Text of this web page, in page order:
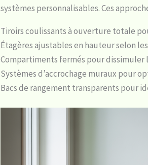
systèmes personnalisables. Ces
Tiroirs coulissants à ouverture totale
Étagères ajustables en hauteur selon
Compartiments fermés pour
Systèmes d’accrochage muraux pour
Bacs de rangement transparents pour